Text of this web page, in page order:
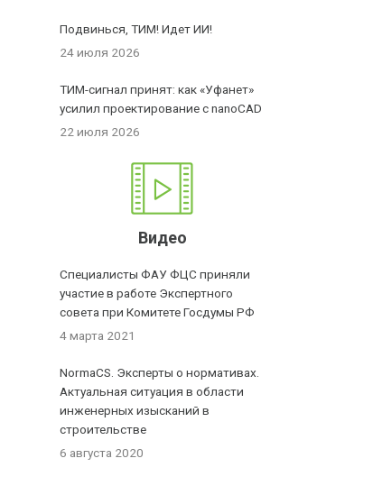
Подвинься, ТИМ! Идет ИИ!
24 июля 2026
ТИМ-сигнал принят: как «Уфанет»
усилил проектирование с nanoCAD
22 июля 2026
Видео
Специалисты ФАУ ФЦС приняли
участие в работе Экспертного
совета при Комитете Госдумы РФ
4 марта 2021
NormaCS. Эксперты о нормативах.
Актуальная ситуация в области
инженерных изысканий в
строительстве
6 августа 2020